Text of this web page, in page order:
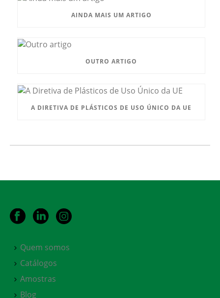
AINDA MAIS UM ARTIGO
OUTRO ARTIGO
A DIRETIVA DE PLÁSTICOS DE USO ÚNICO DA UE
Quem somos
Catálogos
Amostras
Blog